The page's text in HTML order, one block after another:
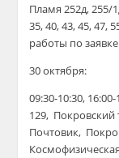
Пламя 252д, 255/
35, 40, 43, 45, 47,
работы по
30 октября:
09:30-10:30,
129, Покровский
Почтовик,